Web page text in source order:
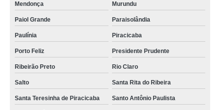
Mendonça Murundu
Paiol Grande Paraisolândia
Paulínia Piracicaba
Porto Feliz Presidente Prudente
Ribeirão Preto Rio Claro
Salto Santa Rita do Ribeira
Santa Teresinha de Piracicaba Santo Antônio Paulista